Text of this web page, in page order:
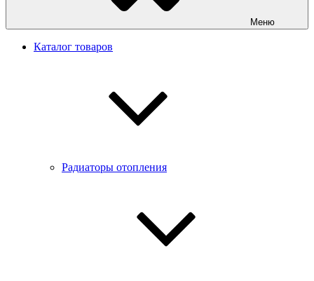
Меню
Каталог товаров
Радиаторы отопления